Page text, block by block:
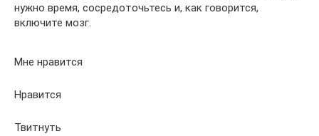
нужно время, сосредоточьтесь и, как говорится,
включите мозг.
Мне нравится
Нравится
Твитнуть